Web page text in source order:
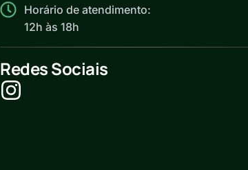
Horário de atendimento:
12h às 18h
Redes Sociais